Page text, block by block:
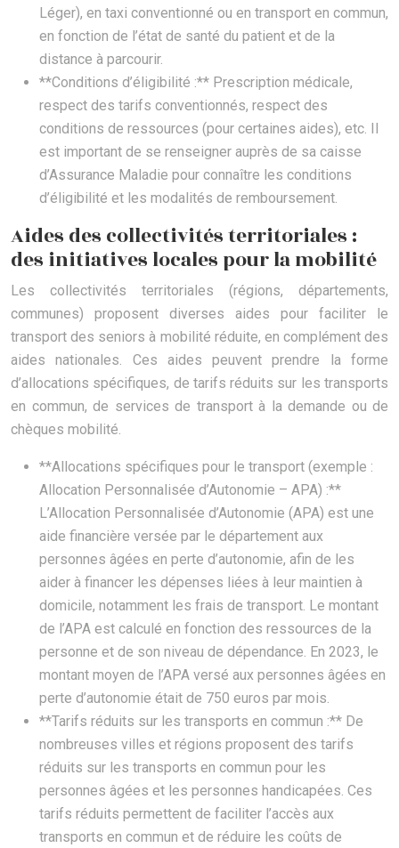
Léger), en taxi conventionné ou en transport en commun,
en fonction de l’état de santé du patient et de la
distance à parcourir.
**Conditions d’éligibilité :** Prescription médicale,
respect des tarifs conventionnés, respect des
conditions de ressources (pour certaines aides), etc. Il
est important de se renseigner auprès de sa caisse
d’Assurance Maladie pour connaître les conditions
d’éligibilité et les modalités de remboursement.
Aides des collectivités territoriales :
des initiatives locales pour la mobilité
Les collectivités territoriales (régions, départements,
communes) proposent diverses aides pour faciliter le
transport des seniors à mobilité réduite, en complément des
aides nationales. Ces aides peuvent prendre la forme
d’allocations spécifiques, de tarifs réduits sur les transports
en commun, de services de transport à la demande ou de
chèques mobilité.
**Allocations spécifiques pour le transport (exemple :
Allocation Personnalisée d’Autonomie – APA) :**
L’Allocation Personnalisée d’Autonomie (APA) est une
aide financière versée par le département aux
personnes âgées en perte d’autonomie, afin de les
aider à financer les dépenses liées à leur maintien à
domicile, notamment les frais de transport. Le montant
de l’APA est calculé en fonction des ressources de la
personne et de son niveau de dépendance. En 2023, le
montant moyen de l’APA versé aux personnes âgées en
perte d’autonomie était de 750 euros par mois.
**Tarifs réduits sur les transports en commun :** De
nombreuses villes et régions proposent des tarifs
réduits sur les transports en commun pour les
personnes âgées et les personnes handicapées. Ces
tarifs réduits permettent de faciliter l’accès aux
transports en commun et de réduire les coûts de